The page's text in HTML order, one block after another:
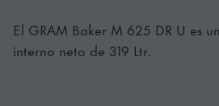
El GRAM Baker M 625 DR U es
interno neto de 319 Ltr.